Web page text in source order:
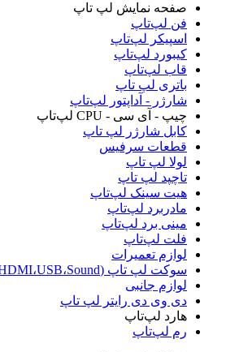
صفحه نمایش لپ‌ تاپ
فن لپ‌تاپ
اسپیکر لپ‌تاپ
کیبورد لپ‌تاپ
قاب لپ‌تاپ
باتری لپ‌ تاپ
شارژر - آداپتور لپ‌تاپ
چیپ - آی سی - CPU لپ‌تاپ
کابل شارژر لپ تاپ
قطعات سرفیس
لولا لپ‌ تاپ
تاچپد لپ تاپ
هیت سینک لپ‌تاپ
مادربرد لپ‌تاپ
مینی برد لپ‌تاپ
فلت لپ‌تاپ
لوازم تعمیرات
سوکت لپ تاپ (Power،HDMI،USB،Sound)
لوازم جانبی
دی وی دی رایتر لپ‌ تاپ
هارد لپ‌تاپ
رم لپ‌تاپ